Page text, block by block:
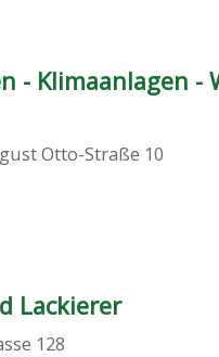
- Klimaanlagen
Otto-Straße 10
Lackierer
128